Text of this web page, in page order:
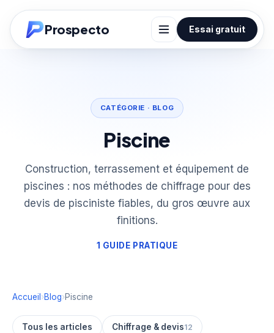
Prospecto Essai gratuit
CATÉGORIE · BLOG
Piscine
Construction, terrassement et équipement de
piscines : nos méthodes de chiffrage pour des
devis de pisciniste fiables, du gros œuvre aux
finitions.
1 GUIDE PRATIQUE
Accueil ›Blog›Piscine
Tous les articles Chiffrage & devis12